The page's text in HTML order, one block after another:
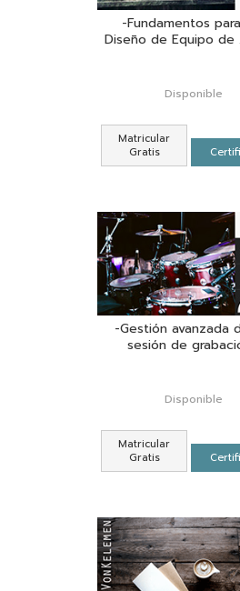
-Fundamentos
Diseño de Equipo de
Disponible
Matricular
Gratis
-Gestión avanzada
sesión de
Disponible
Matricular
Gratis